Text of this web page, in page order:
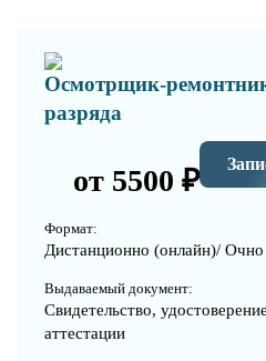
Осмотрщик-
разряда
от 5500 ₽
Формат:
Дистанционно (онлайн)/ Очно
Выдаваемый документ:
Свидетельство,
аттестации